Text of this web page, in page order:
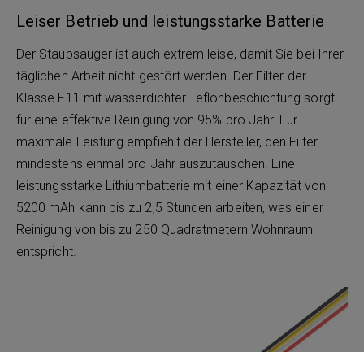
Leiser Betrieb und leistungsstarke Batterie
Der Staubsauger ist auch extrem leise, damit Sie bei Ihrer
täglichen Arbeit nicht gestört werden. Der Filter der
Klasse E11 mit wasserdichter Teflonbeschichtung sorgt
für eine effektive Reinigung von 95% pro Jahr. Für
maximale Leistung empfiehlt der Hersteller, den Filter
mindestens einmal pro Jahr auszutauschen. Eine
leistungsstarke Lithiumbatterie mit einer Kapazität von
5200 mAh kann bis zu 2,5 Stunden arbeiten, was einer
Reinigung von bis zu 250 Quadratmetern Wohnraum
entspricht.